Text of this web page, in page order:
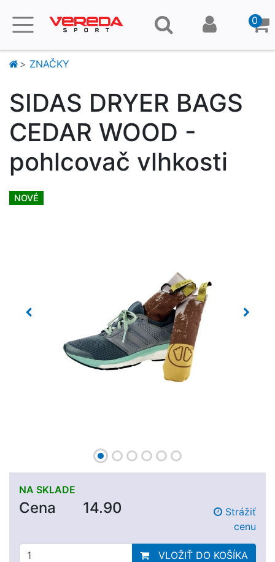
0
ZNAČKY
SIDAS DRYER BAGS
CEDAR WOOD -
pohlcovač vlhkosti
NOVÉ
Previous Next
NA SKLADE
Cena 14.90
Strážiť
cenu
VLOŽIŤ DO KOŠÍKA